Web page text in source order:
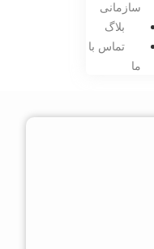
سازمانی
بلاگ
تماس با